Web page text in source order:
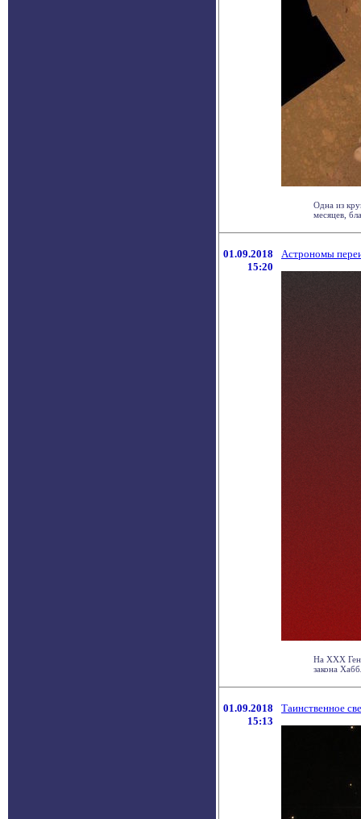
Одна из
месяцев,
01.09.2018
15:20
Астрономы
На XXX
закона
01.09.2018
15:13
Таинственное